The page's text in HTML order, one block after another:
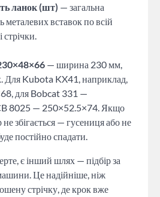
ланок (шт) — загальна
металевих вставок по всій
стрічки.
— ширина 230 мм,
Для Kubota KX41, наприклад,
для Bobcat 331 —
8025 — 250×52.5×74. Якщо
збігається — гусениця або не
постійно спадати.
є інший шлях — підбір за
Це надійніше, ніж
стрічку, де крок вже